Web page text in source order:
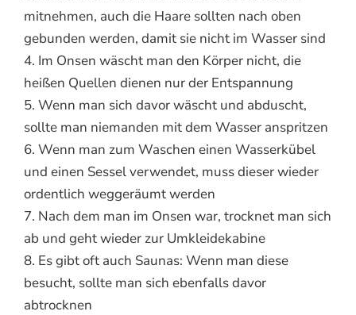
mitnehmen, auch die Haare sollten nach oben
gebunden werden, damit sie nicht im Wasser sind
4. Im Onsen wäscht man den Körper nicht, die
heißen Quellen dienen nur der Entspannung
5. Wenn man sich davor wäscht und abduscht,
sollte man niemanden mit dem Wasser anspritzen
6. Wenn man zum Waschen einen Wasserkübel
und einen Sessel verwendet, muss dieser wieder
ordentlich weggeräumt werden
7. Nach dem man im Onsen war, trocknet man sich
ab und geht wieder zur Umkleidekabine
8. Es gibt oft auch Saunas: Wenn man diese
besucht, sollte man sich ebenfalls davor
abtrocknen